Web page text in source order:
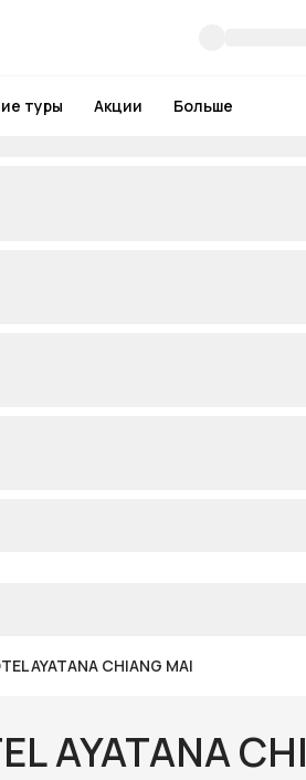
туры Акции Больше
AYATANA CHIANG MAI
AYATANA